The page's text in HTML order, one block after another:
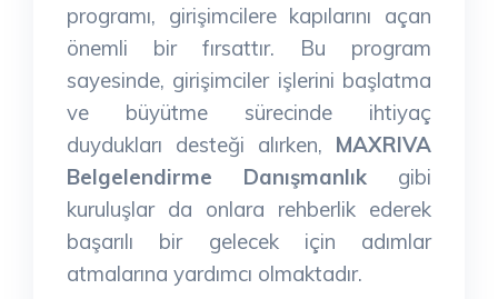
programı, girişimcilere kapılarını açan
önemli bir fırsattır. Bu program
sayesinde, girişimciler işlerini başlatma
ve büyütme sürecinde ihtiyaç
duydukları desteği alırken, MAXRIVA
Belgelendirme Danışmanlık gibi
kuruluşlar da onlara rehberlik ederek
başarılı bir gelecek için adımlar
atmalarına yardımcı olmaktadır.